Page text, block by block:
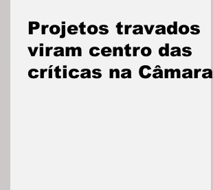
Projetos travados
viram centro das
críticas na Câmara